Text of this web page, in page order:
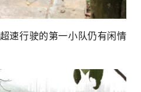
速行驶的第一小队仍有闲情